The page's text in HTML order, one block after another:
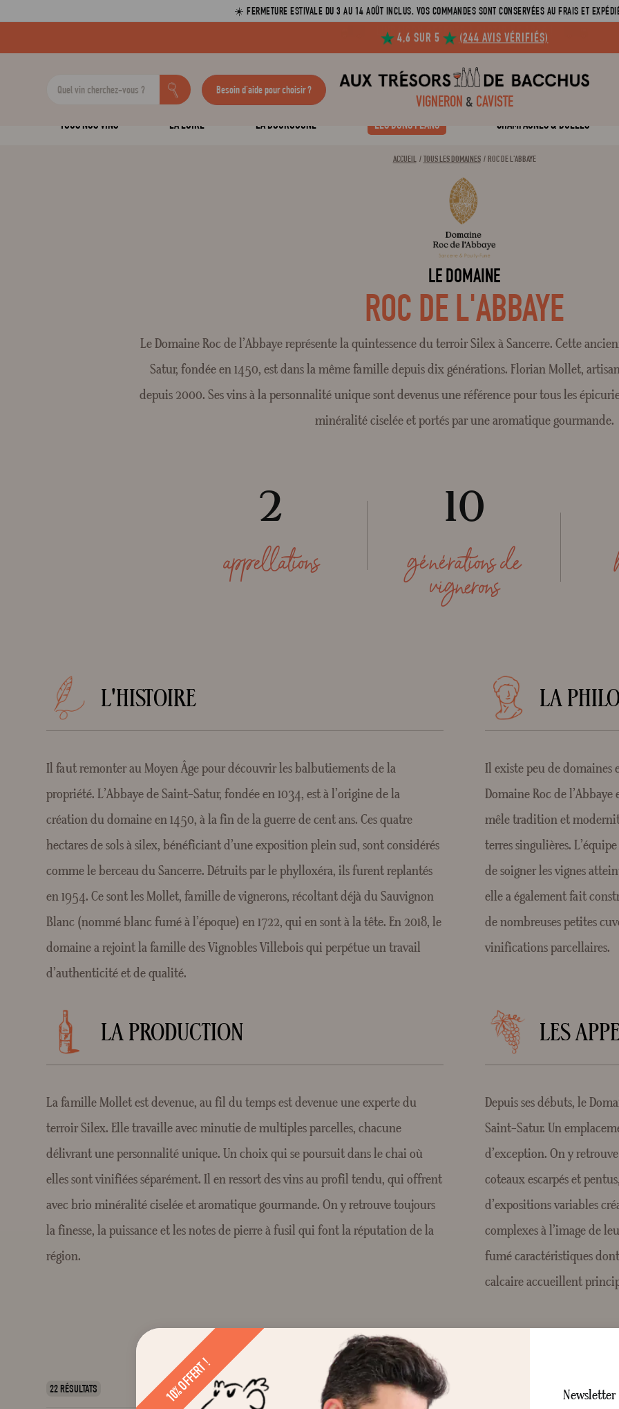
☀️ FERMETURE ESTIVALE DU 3 AU 14 AOÛT INCLUS. VOS COMMANDES SONT CONSERVÉES AU FRAIS ET
4,6 SUR 5 (244 AVIS VÉRIFIÉS)
Besoin d'aide pour choisir ?
VIGNERON & CAVISTE
TOUS NOS VINS LA LOIRE LA BOURGOGNE LES BONS PLANS CHAMPAGNES & BULLES
ACCUEIL TOUS LES DOMAINES ROC DE L'ABBAYE
LE DOMAINE
ROC DE L'ABBAYE
Le Domaine Roc de l’Abbaye représente la quintessence du terroir Silex à Sancerre. Cette
Satur, fondée en 1450, est dans la même famille depuis dix générations. Florian Mollet,
depuis 2000. Ses vins à la personnalité unique sont devenus une référence pour tous les
minéralité ciselée et portés par une aromatique gourmande.
2
appellations
10
générations de
vignerons
L'HISTOIRE
Il faut remonter au Moyen Âge pour découvrir les balbutiements de la
propriété. L’Abbaye de Saint-Satur, fondée en 1034, est à l’origine de la
création du domaine en 1450, à la fin de la guerre de cent ans. Ces quatre
hectares de sols à silex, bénéficiant d’une exposition plein sud, sont considérés
comme le berceau du Sancerre. Détruits par le phylloxéra, ils furent replantés
en 1954. Ce sont les Mollet, famille de vignerons, récoltant déjà du Sauvignon
Blanc (nommé blanc fumé à l’époque) en 1722, qui en sont à la tête. En 2018, le
domaine a rejoint la famille des Vignobles Villebois qui perpétue un travail
d’authenticité et de qualité.
LA
Il existe peu de domaines
Domaine Roc de
mêle tradition et
terres singulières.
de soigner les vignes
elle a également fait
de nombreuses petites
vinifications parcellaires.
LA PRODUCTION
La famille Mollet est devenue, au fil du temps est devenue une experte du
terroir Silex. Elle travaille avec minutie de multiples parcelles, chacune
délivrant une personnalité unique. Un choix qui se poursuit dans le chai où
elles sont vinifiées séparément. Il en ressort des vins au profil tendu, qui offrent
avec brio minéralité ciselée et aromatique gourmande. On y retrouve toujours
la finesse, la puissance et les notes de pierre à fusil qui font la réputation de la
région.
LES
Depuis ses débuts, le
Saint-Satur. Un
d’exception. On y
coteaux escarpés et
d’expositions variables
complexes à l’image de
fumé caractéristiques
calcaire accueillent
22 RÉSULTATS 10% OFFERT ! Newsletter